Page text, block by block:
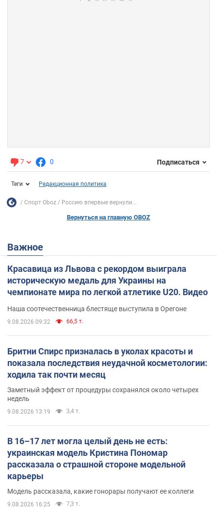
7 0 Подписаться
Теги Редакционная политика
Спорт Oboz Россию впервые вернули...
Вернуться на главную OBOZ
Важное
Красавица из Львова с рекордом выиграла
историческую медаль для Украины на
чемпионате мира по легкой атлетике U20. Видео
Наша соотечественница блестяще выступила в Орегоне
9.08.2026 09:32 66,5 т.
Бритни Спирс призналась в уколах красоты и
показала последствия неудачной косметологии:
ходила так почти месяц
Заметный эффект от процедуры сохранялся около четырех
недель
9.08.2026 13:19 3,4 т.
В 16–17 лет могла целый день не есть:
украинская модель Кристина Пономар
рассказала о страшной стороне модельной
карьеры
Модель рассказала, какие гонорары получают ее коллеги
9.08.2026 16:25 7,3 т.